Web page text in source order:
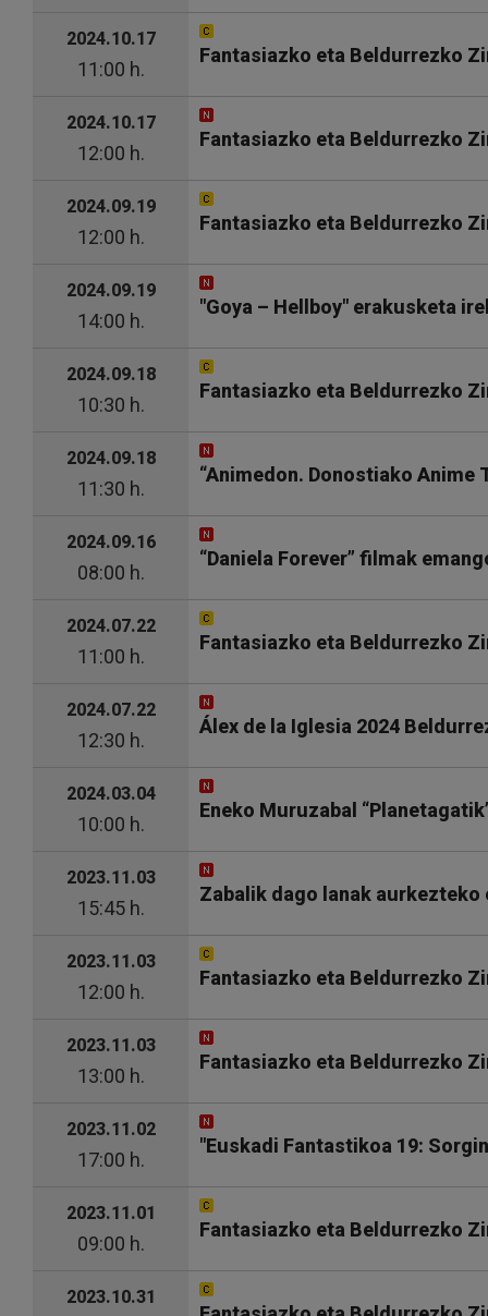
2024.10.17
11:00 h.
Fantasiazko eta Beldurrezko
2024.10.17
12:00 h.
Fantasiazko eta Beldurrezko
2024.09.19
12:00 h.
Fantasiazko eta Beldurrezko
2024.09.19
14:00 h.
"Goya – Hellboy" erakusketa
2024.09.18
10:30 h.
Fantasiazko eta Beldurrezko
2024.09.18
11:30 h.
“Animedon. Donostiako Anime
2024.09.16
08:00 h.
“Daniela Forever” filmak
2024.07.22
11:00 h.
Fantasiazko eta Beldurrezko
2024.07.22
12:30 h.
Álex de la Iglesia 2024
2024.03.04
10:00 h.
Eneko Muruzabal
2023.11.03
15:45 h.
Zabalik dago lanak
2023.11.03
12:00 h.
Fantasiazko eta Beldurrezko
2023.11.03
13:00 h.
Fantasiazko eta Beldurrezko
2023.11.02
17:00 h.
"Euskadi Fantastikoa 19:
2023.11.01
09:00 h.
Fantasiazko eta Beldurrezko
2023.10.31